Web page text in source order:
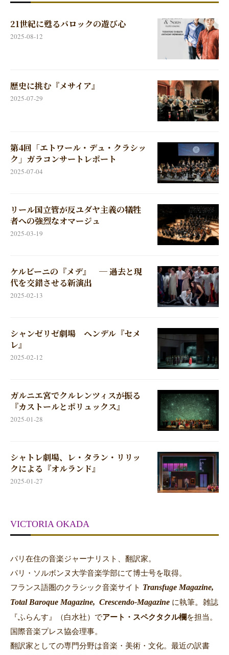
21世紀に甦るバロックの遊び心
2025-08-12
歴史に挑む『メサイア』
2025-07-29
第4回「エトワール・デュ・クラシッ
ク」ガラコンサートレポート
2025-07-04
リール国立管が反ユダヤ主義の犠牲
者への強烈なオマージュ
2025-03-19
ケルビーニの『メデ』 ─ 過去と現
代を交錯させる新演出
2025-02-13
シャンゼリゼ劇場 ヘンデル『セメ
レ』
2025-02-12
ガルニエ宮でクルレンツィスが振る
『カストールとポリュックス』
2025-01-28
シャトレ劇場、レ・タラン・リリッ
クによる『オルランド』
2025-01-27
VICTORIA OKADA
パリ在住の音楽ジャーナリスト、翻訳家。
パリ・ソルボンヌ大学音楽学部にて博士号を取得。
フランス語圏のクラシック音楽サイト Transfuge Magazine,
Total Baroque Magazine, Crescendo-Magazine に執筆。 雑誌
『ふらんす』（白水社）でアート・スペクタクル欄を担当。
国際音楽プレス協会理事。
翻訳家としての専門分野は音楽・美術・文化。最近の訳書